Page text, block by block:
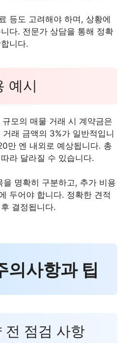
등도 고려해야 하며, 상황에
다. 전문가 상담을 통해 정확
니다.
예시
모의 매물 거래 시 계약금은
래 금액의 3%가 일반적입니
만 엔 내외로 예상됩니다. 총
라 달라질 수 있습니다.
을 명확히 구분하고, 추가 비용
두어야 합니다. 정확한 견적
결정됩니다.
사항과 팁
전 점검 사항